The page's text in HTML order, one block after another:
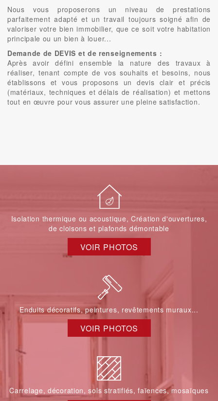
Nous vous proposerons un niveau de prestations
parfaitement adapté et un travail toujours soigné afin de
valoriser votre bien immobilier, que ce soit votre habitation
principale ou un bien à louer...
Demande de DEVIS et de renseignements :
Après avoir défini ensemble la nature des travaux à
réaliser, tenant compte de vos souhaits et besoins, nous
établissons et vous proposons un devis clair et précis
(matériaux, techniques et délais de réalisation) et mettons
tout en œuvre pour vous assurer une pleine satisfaction.
Isolation thermique ou acoustique, Création d'ouvertures,
de cloisons et plafonds démontable
VOIR PHOTOS
Enduits décoratifs, peintures, revêtements muraux...
VOIR PHOTOS
Carrelage, décoration, sols stratifiés, faïences, mosaïques